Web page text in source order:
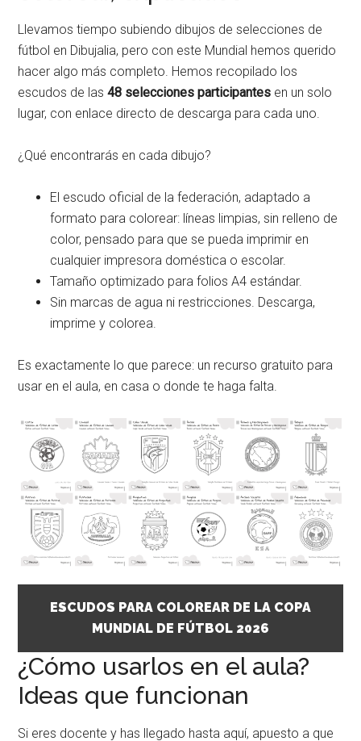
Llevamos tiempo subiendo dibujos de selecciones de
fútbol en Dibujalia, pero con este Mundial hemos querido
hacer algo más completo. Hemos recopilado los
escudos de las48 selecciones participantes en un solo
lugar, con enlace directo de descarga para cada uno.
¿Qué encontrarás en cada dibujo?
El escudo oficial de la federación, adaptado a
formato para colorear: líneas limpias, sin relleno de
color, pensado para que se pueda imprimir en
cualquier impresora doméstica o escolar.
Tamaño optimizado para folios A4 estándar.
Sin marcas de agua ni restricciones. Descarga,
imprime y colorea.
Es exactamente lo que parece: un recurso gratuito para
usar en el aula, en casa o donde te haga falta.
ESCUDOS PARA COLOREAR DE LA COPA
MUNDIAL DE FÚTBOL 2026
¿Cómo usarlos en el aula?
Ideas que funcionan
Si eres docente y has llegado hasta aquí, apuesto a que